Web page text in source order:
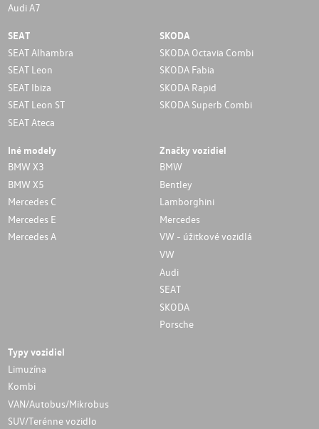
Audi A7
SEAT
SEAT Alhambra
SEAT Leon
SEAT Ibiza
SEAT Leon ST
SEAT Ateca
SKODA
SKODA Octavia Combi
SKODA Fabia
SKODA Rapid
SKODA Superb Combi
Iné modely
BMW X3
BMW X5
Mercedes C
Mercedes E
Mercedes A
Značky vozidiel
BMW
Bentley
Lamborghini
Mercedes
VW - úžitkové vozidlá
VW
Audi
SEAT
SKODA
Porsche
Typy vozidiel
Limuzína
Kombi
VAN/Autobus/Mikrobus
SUV/Terénne vozidlo